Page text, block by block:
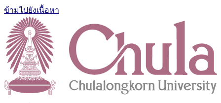
ข้ามไปยังเนื้อหา